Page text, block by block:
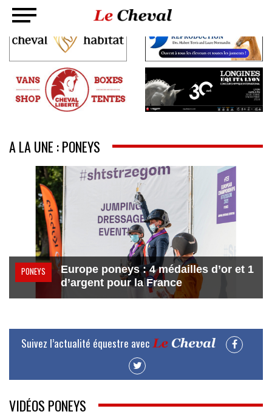
A LA UNE : PONEYS
PONEYS
Europe poneys : 4 médailles d’or et 1
d’argent pour la France
Suivez l’actualité équestre avec
VIDÉOS PONEYS